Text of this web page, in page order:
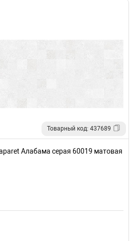
Товарный код: 437689
Алабама серая 60019 матовая